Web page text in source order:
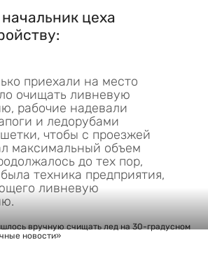
цеха
приехали на место
очищать ливневую
рабочие надевали
и ледорубами
чтобы с проезжей
максимальный объем
до тех пор,
техника предприятия,
ливневую
вручную счищать лед на 30-градусном
новости»